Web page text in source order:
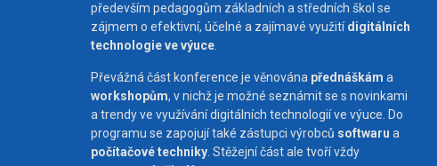
především pedagogům základních a středních škol se
zájmem o efektivní, účelné a zajímavé využitídigitálních
technologie ve výuce
Převážná část konference je věnována přednáškám a
workshopům, v nichž je možné seznámit se s novinkami
a trendy ve využívání digitálních technologií ve výuce. Do
programu se zapojují také zástupci výrobců softwaru a
počítačové techniky . Stěžejní část ale tvoří vždy